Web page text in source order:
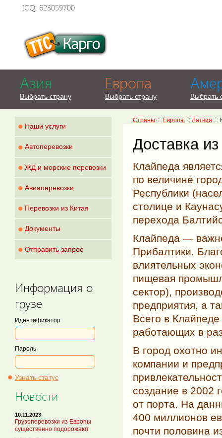
ICQ: 623059700
Азия
Выбрать страну
Европа
Выбрать страну Выбрать
• Наши услуги
• Автоперевозки
• ЖД и морские перевозки
• Авиаперевозки
• Перевозки из Китая
• Документы
• Отправить запрос
Информация о
грузе
Идентификатор
Пароль
• Узнать статус
Новости
10.11.2023
Грузоперевозки из Европы
существенно подорожают
Страны :: Европа :: Латвия ::
Доставка
Клайпеда
по величине
Республики
столице и
перехода
Клайпеда —
Прибалтики.
влиятельных
пищевая
сектор),
предприятия, а
Всего в
работающих в
В город охотно
компании и
создание в 2002
от порта. На
400 миллионов
почти половина